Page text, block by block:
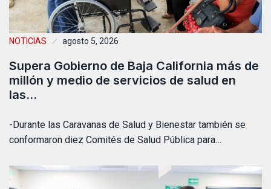
NOTICIAS agosto 5, 2026
Supera Gobierno de Baja California más de
millón y medio de servicios de salud en
las…
-Durante las Caravanas de Salud y Bienestar también se
conformaron diez Comités de Salud Pública para…